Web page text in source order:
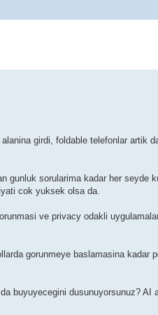
girdi, foldable telefonlar artik
sorularima kadar her seyde
cok yuksek olsa da.
ve privacy odakli
gorunmeye baslamasina kadar
buyuyecegini dusunuyorsunuz? AI